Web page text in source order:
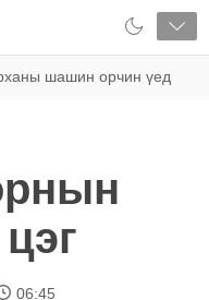
шашин орчин үед
06:45